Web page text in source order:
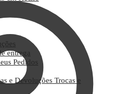
entrega
Pedidos
Trocas e